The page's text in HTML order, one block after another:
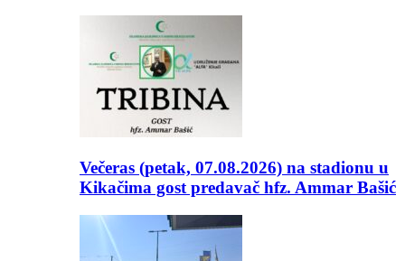
Večeras (petak, 07.08.2026) na stadionu u
Kikačima gost predavač hfz. Ammar Bašić